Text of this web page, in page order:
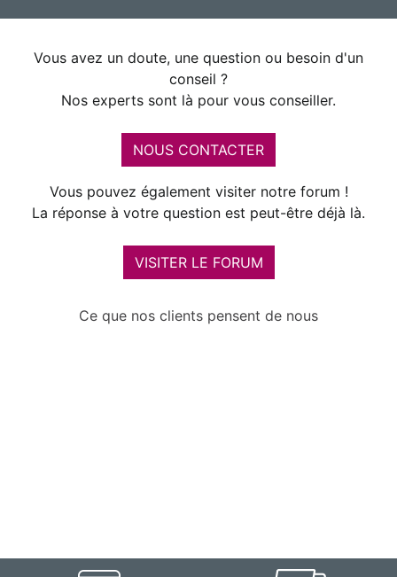
Vous avez un doute, une question ou besoin d'un
conseil ?
Nos experts sont là pour vous conseiller.
NOUS CONTACTER
Vous pouvez également visiter notre forum !
La réponse à votre question est peut-être déjà là.
VISITER LE FORUM
Ce que nos clients pensent de nous